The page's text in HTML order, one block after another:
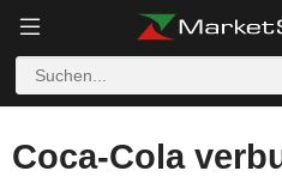
Coca-Cola